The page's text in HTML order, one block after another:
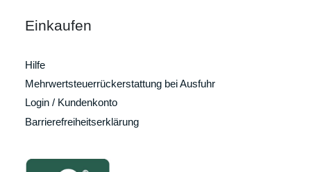
Einkaufen
Hilfe
Mehrwertsteuerrückerstattung bei Ausfuhr
Login / Kundenkonto
Barrierefreiheitserklärung